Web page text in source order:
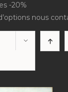
-20%
nous